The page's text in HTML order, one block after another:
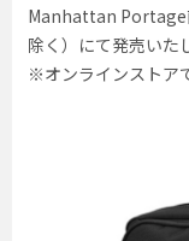
Manhattan Portage
除く）にて発売いた
※オンラインストア